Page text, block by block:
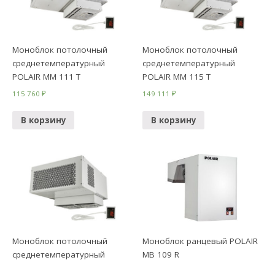
Моноблок потолочный
среднетемпературный
POLAIR MМ 111 T
115 760₽
В корзину
Моноблок потолочный
среднетемпературный
POLAIR MМ 115 T
149 111₽
В корзину
Моноблок потолочный
среднетемпературный
Моноблок ранцевый POLAIR
MB 109 R